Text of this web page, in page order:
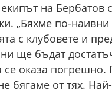
на Бербатов
„Бяхме по-наивни
с клубовете и
ще бъдат
се оказа погрешно.
бягаме от тях.